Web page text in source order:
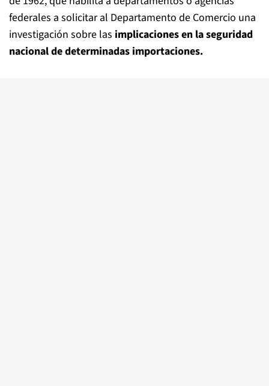
federales a solicitar al Departamento de Comercio una
investigación sobre las implicaciones en la seguridad
nacional de determinadas importaciones.